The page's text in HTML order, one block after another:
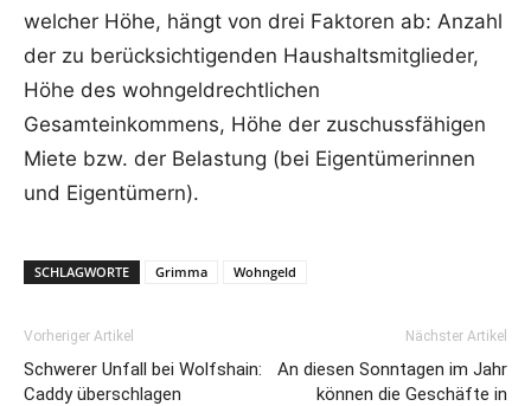
welcher Höhe, hängt von drei Faktoren ab: Anzahl
der zu berücksichtigenden Haushaltsmitglieder,
Höhe des wohngeldrechtlichen
Gesamteinkommens, Höhe der zuschussfähigen
Miete bzw. der Belastung (bei Eigentümerinnen
und Eigentümern).
SCHLAGWORTE Grimma Wohngeld
Vorheriger Artikel
Schwerer Unfall bei Wolfshain:
Caddy überschlagen
Nächster Artikel
An diesen Sonntagen im Jahr
können die Geschäfte in